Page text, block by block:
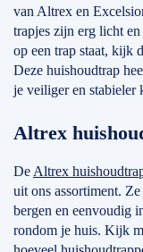
van Altrex en
trapjes zijn erg licht
op een trap staat, kijk
Deze huishoudtrap
je veiliger en stabieler
Altrex
De Altrex
uit ons assortiment.
bergen en eenvoudig
rondom je huis. Kijk